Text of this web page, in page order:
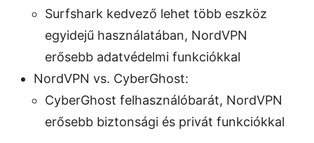
Surfshark kedvező lehet több eszköz
egyidejű használatában, NordVPN
erősebb adatvédelmi funkciókkal
NordVPN vs. CyberGhost:
CyberGhost felhasználóbarát, NordVPN
erősebb biztonsági és privát funkciókkal